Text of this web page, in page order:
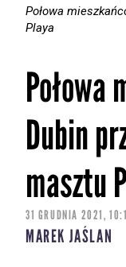
Połowa
Playa
Połowa
Dubin
masztu
31 GRUDNIA 2021,
MAREK JAŚLAN